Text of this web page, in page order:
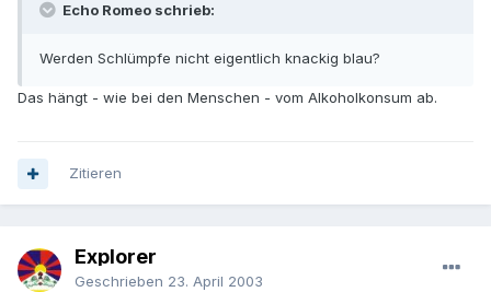
Echo Romeo schrieb:
Werden Schlümpfe nicht eigentlich knackig blau?
Das hängt - wie bei den Menschen - vom Alkoholkonsum ab.
Zitieren
Explorer
Geschrieben 23. April 2003